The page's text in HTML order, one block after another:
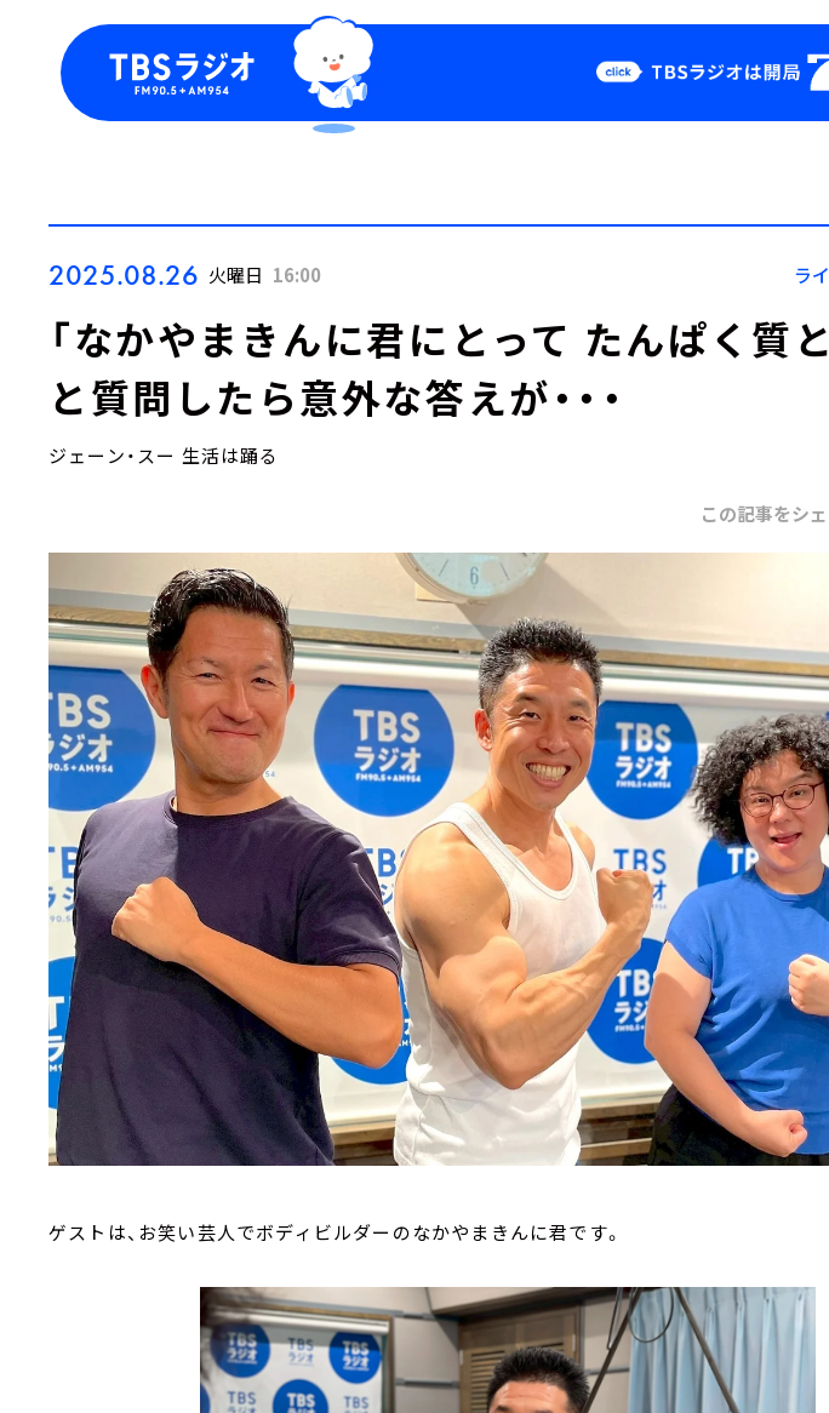
Podcast
会
2025.08.26 火曜日 16:00 ラ
「なかやまきんに君にとって たんぱく質と
と質問したら意外な答えが・・・
ジェーン・スー 生活は踊る
この記事をシ
ゲストは、お笑い芸人でボディビルダーのなかやまきんに君です。